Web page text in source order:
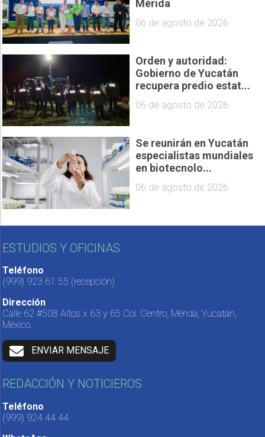
Mérida
06 de agosto de 2026
Orden y autoridad:
Gobierno de Yucatán
recupera predio estat...
06 de agosto de 2026
Se reunirán en Yucatán
especialistas mundiales
en biotecnolo...
06 de agosto de 2026
ESTUDIOS Y OFICINAS
Teléfono
(999) 923 61 55 (recepción)
Dirección
Calle 62 #508 Altos x 63 y 65 Col. Centro, Mérida, Yucatán,
México.
ENVIAR MENSAJE
REDACCIÓN Y NOTICIEROS
Teléfono
(999) 924 44 44